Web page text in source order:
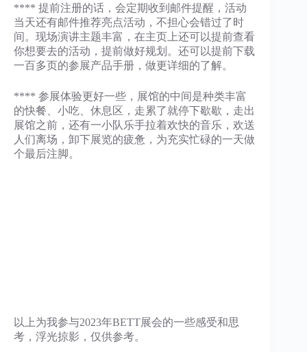
**** 提前注册的话，会定期收到邮件提醒，活动
当天还有邮件推荐亮点活动，不担心会错过了时
间。现场演讲主题丰富，在主页上还可以提前查看
你想要去的活动，提前做好规划。还可以提前下载
一百多页的参展产品手册，做更详细的了解。
**** 参展体验更好一些，展馆的中间是种类丰富
的快餐、小吃、休息区，走累了就停下歇歇，走出
展馆之前，还有一小队乐手拉着欢快的音乐，欢送
人们离场，卸下展览的疲惫，为充实忙碌的一天做
个最后注脚。
以上为我参与2023年BETT展会的一些感受和思
考，浮光掠影，仅供参考。